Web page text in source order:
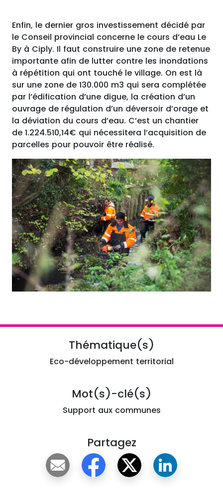
Enfin, le dernier gros investissement décidé par
le Conseil provincial concerne le cours d’eau Le
By à Ciply. Il faut construire une zone de retenue
importante afin de lutter contre les inondations
à répétition qui ont touché le village. On est là
sur une zone de 130.000 m3 qui sera complétée
par l’édification d’une digue, la création d’un
ouvrage de régulation d’un déversoir d’orage et
la déviation du cours d’eau. C’est un chantier
de 1.224.510,14€ qui nécessitera l’acquisition de
parcelles pour pouvoir être réalisé.
Thématique(s)
Eco-développement territorial
Mot(s)-clé(s)
Support aux communes
Partagez